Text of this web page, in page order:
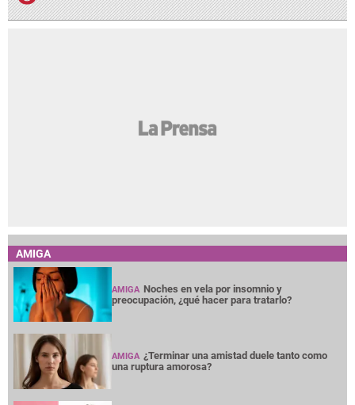
AMIGA
AMIGA Noches en vela por insomnio y
preocupación, ¿qué hacer para tratarlo?
AMIGA ¿Terminar una amistad duele tanto como
una ruptura amorosa?